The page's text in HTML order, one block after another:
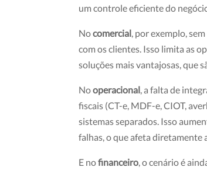
um controle eficiente do
Nocomercial , por exemplo,
com os clientes. Isso limita as
soluções mais vantajosas, que
Nooperacional , a falta de
fiscais (CT-e, MDF-e, CIOT,
sistemas separados. Isso
falhas, o que afeta diretamente
E nofinanceiro , o cenário é